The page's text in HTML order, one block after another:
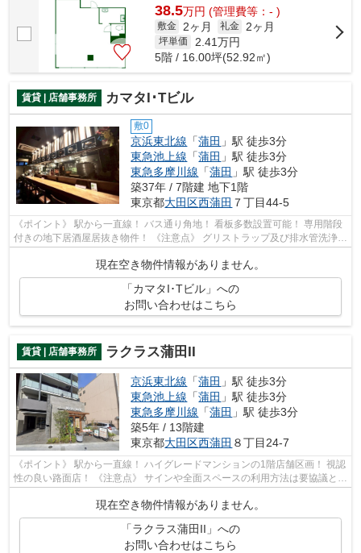
38.5万円 (管理費等：- )
敷金 2ヶ月 礼金 2ヶ月
坪単価 2.41万円
5階 / 16.00坪(52.92㎡)
賃貸 | 店舗事務所 カマタI･Tビル
敷0
京浜東北線 「蒲田 」駅 徒歩3分
東急池上線 「蒲田 」駅 徒歩3分
東急多摩川線 「蒲田 」駅 徒歩3分
築37年 / 7階建 地下1階
東京都大田区西蒲田 ７丁目44-5
《ポイント》 駅から一直線！ バス通り角地！ 看板多数設置可能！ 専用階段
付きの地下居酒屋居抜き物件！ 《注意点》 グリストラップ及び排水管洗浄は
現在空き物件情報がありません。
「カマタI･Tビル」への
お問い合わせはこちら
賃貸 | 店舗事務所 ラクラス蒲田II
京浜東北線 「蒲田 」駅 徒歩3分
東急池上線 「蒲田 」駅 徒歩3分
東急多摩川線 「蒲田 」駅 徒歩3分
築5年 / 13階建
東京都大田区西蒲田 ８丁目24-7
《ポイント》 駅から一直線！ ハイグレードマンションの1階店舗区画！ 視認
性の良い路面店！ 《注意点》 サインや全面スペースの利用方法は要協議とな
現在空き物件情報がありません。
「ラクラス蒲田II」への
お問い合わせはこちら